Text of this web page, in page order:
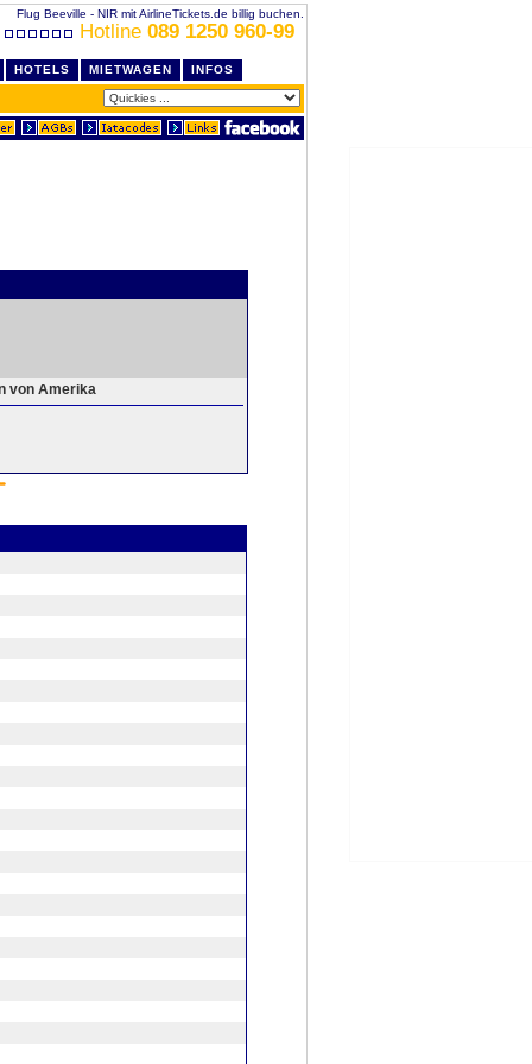
Flug Beeville - NIR mit AirlineTickets.de billig buchen.
Hotline 089 1250 960-99
HOTELS MIETWAGEN INFOS
von Amerika